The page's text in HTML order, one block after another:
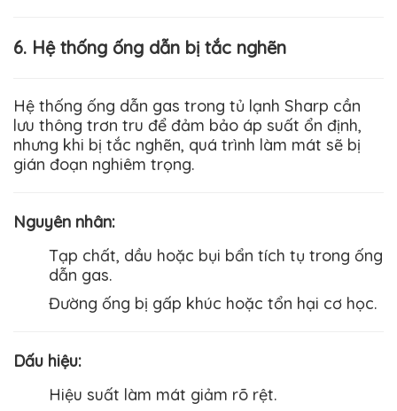
6. Hệ thống ống dẫn bị tắc nghẽn
Hệ thống ống dẫn gas trong tủ lạnh Sharp cần
lưu thông trơn tru để đảm bảo áp suất ổn định,
nhưng khi bị tắc nghẽn, quá trình làm mát sẽ bị
gián đoạn nghiêm trọng.
Nguyên nhân:
Tạp chất, dầu hoặc bụi bẩn tích tụ trong ống
dẫn gas.
Đường ống bị gấp khúc hoặc tổn hại cơ học.
Dấu hiệu:
Hiệu suất làm mát giảm rõ rệt.